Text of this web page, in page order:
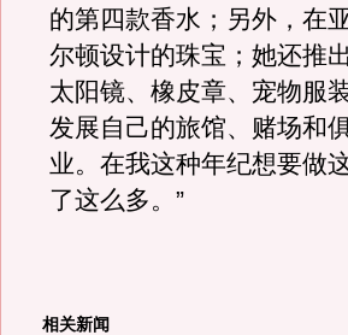
的第四款香水；另外，在
尔顿设计的珠宝；她还推
太阳镜、橡皮章、宠物服
发展自己的旅馆、赌场和
业。在我这种年纪想要做
了这么多。”
相关新闻